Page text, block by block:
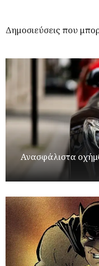
Δημοσιεύσεις που
Ανασφάλιστα